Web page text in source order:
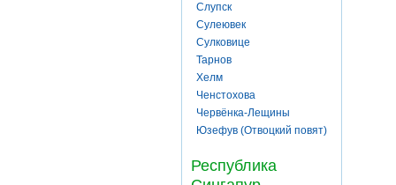
Слупск
Сулеювек
Сулковице
Тарнов
Хелм
Ченстохова
Червёнка-Лещины
Юзефув (Отвоцкий повят)
Республика